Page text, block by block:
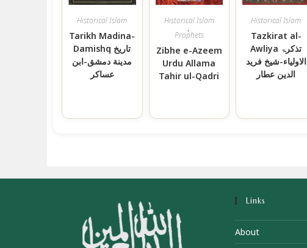
Historical Islam
Tarikh Madina-
Damishq تاريخ
مدينة دمشق-ابن
عساكر
Historical Islam
,
Prophets
Zibhe e-Azeem
Urdu Allama
Tahir ul-Qadri
Historical Islam
Tazkirat al-
Awliya تذکرۃ
الاولیاء-شیخ فرید
الدین عطار
Links
About